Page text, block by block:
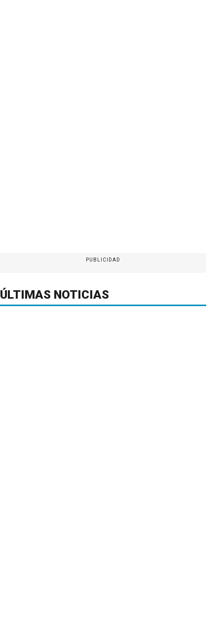
PUBLICIDAD
ÚLTIMAS NOTICIAS